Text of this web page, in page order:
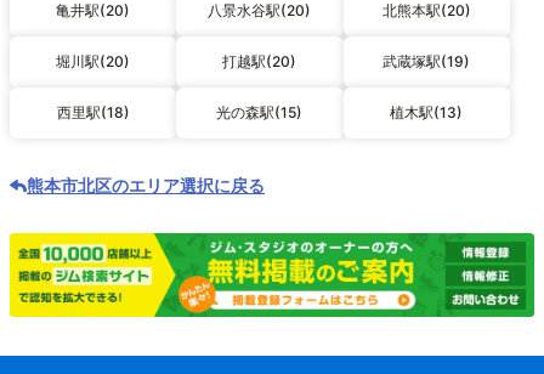
亀井駅(20) 八景水谷駅(20) 北熊本駅(20)
堀川駅(20) 打越駅(20) 武蔵塚駅(19)
西里駅(18) 光の森駅(15) 植木駅(13)
熊本市北区のエリア選択に戻る